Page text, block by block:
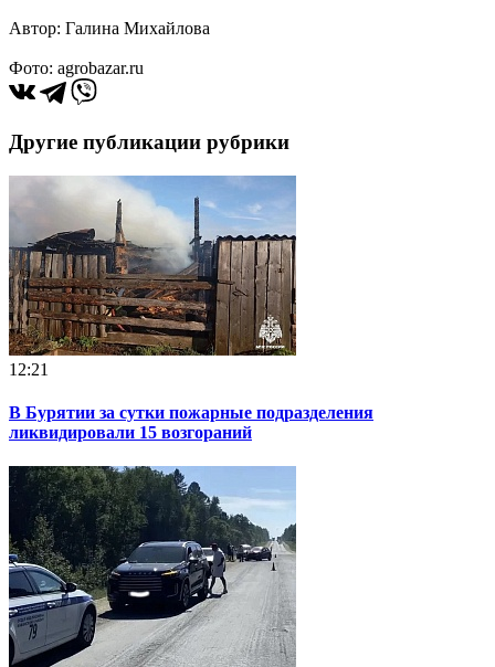
Автор: Галина Михайлова
Фото: agrobazar.ru
Другие публикации рубрики
12:21
В Бурятии за сутки пожарные подразделения
ликвидировали 15 возгораний